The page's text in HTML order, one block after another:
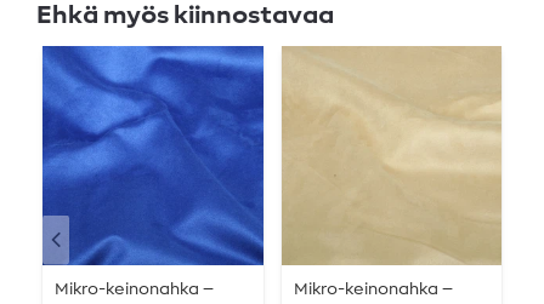
Ehkä myös kiinnostavaa
Mikro-keinonahka –
Mikro-keinonahka –